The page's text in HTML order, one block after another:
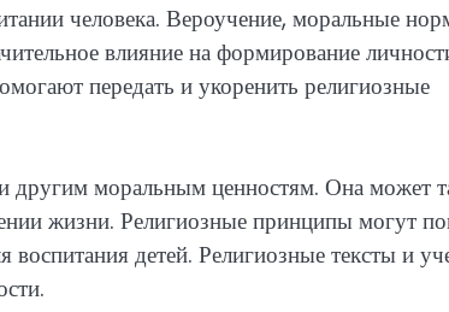
человека. Вероучение, моральные
влияние на формирование
передать и укоренить религиозные
другим моральным ценностям. Она может
жизни. Религиозные принципы могут
детей. Религиозные тексты и